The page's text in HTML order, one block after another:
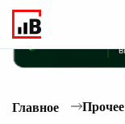
Главное Прочее